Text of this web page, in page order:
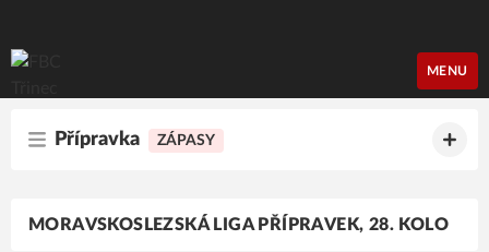
FBC Třinec
MENU
Přípravka ZÁPASY
MORAVSKOSLEZSKÁ LIGA PŘÍPRAVEK, 28. KOLO